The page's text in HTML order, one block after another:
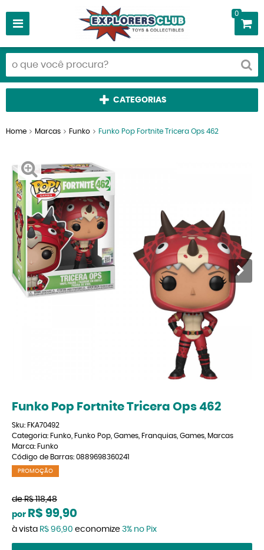
0
CATEGORIAS
Home Marcas Funko Funko Pop Fortnite Tricera Ops 462
Funko Pop Fortnite Tricera Ops 462
Sku: FKA70492
Categoria: Funko Funko Pop Games Franquias Games Marcas
Marca: Funko
Código de Barras: 0889698360241
PROMOÇÃO
de R$ 118,48
por R$ 99,90
à vista R$ 96,90 economize 3% no Pix